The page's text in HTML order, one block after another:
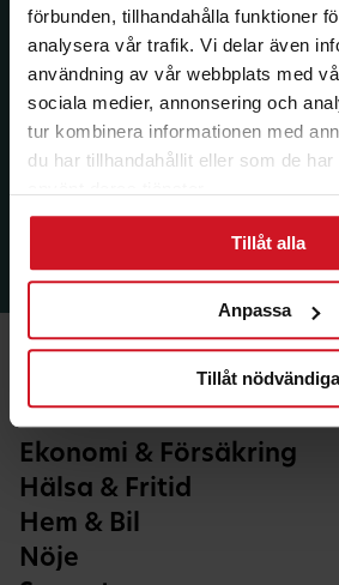
förbunden, tillhandahålla funktioner
analysera vår trafik. Vi delar även
användning av vår webbplats med
sociala medier, annonsering och
tur kombinera informationen med
du har tillhandahållit eller som de
Tillåt alla
Anpassa
Tillåt nödvändiga
Ekonomi & Försäkring
Hälsa & Fritid
Hem & Bil
Nöje